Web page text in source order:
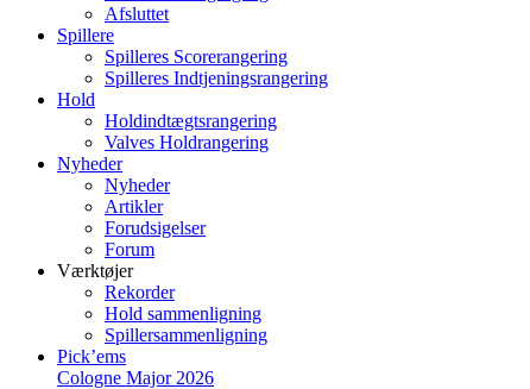
Afsluttet
Spillere
Spilleres Scorerangering
Spilleres Indtjeningsrangering
Hold
Holdindtægtsrangering
Valves Holdrangering
Nyheder
Nyheder
Artikler
Forudsigelser
Forum
Værktøjer
Rekorder
Hold sammenligning
Spillersammenligning
Pick’ems
Cologne Major 2026